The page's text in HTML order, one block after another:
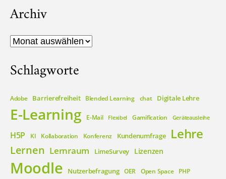
Archiv
Archiv
Schlagworte
Adobe Barrierefreiheit Blended Learning chat Digitale Lehre
E-Learning E-Mail Flexibel Gamification Geräteausleihe
H5P KI Kollaboration Konferenz Kundenumfrage Lehre
Lernen Lernraum LimeSurvey Lizenzen
Moodle Nutzerbefragung OER Open Space PHP